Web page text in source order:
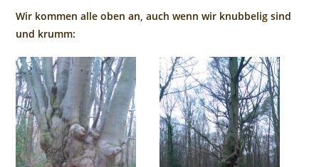
Wir kommen alle oben an, auch wenn wir knubbelig sind
und krumm: